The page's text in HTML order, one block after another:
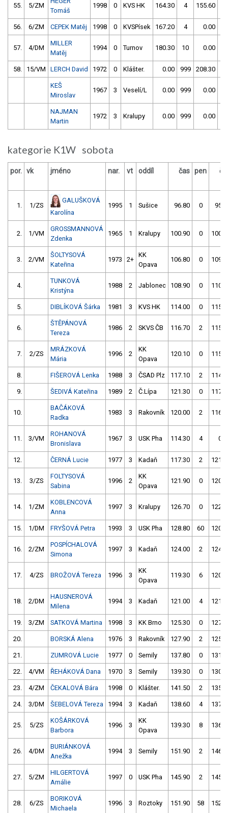
55. 5/ZM
Tomáš
1998 0 KVS HK 164.30 4 155.60
56. 6/ZM CEPEK Matěj 1998 0 KVSPísek 167.20 4 0.00
57. 4/DM
MILLER
Matěj
1994 0 Turnov 180.30 10 0.00
58. 15/VM LERCH David 1972 0 Klášter. 0.00 999 208.30
KEŠ
Miroslav
1967 3 Veselí/L 0.00 999 0.00
NAJMAN
Martin
1972 3 Kralupy 0.00 999 0.00
kategorie K1W sobota
por. vk jméno nar. vt oddíl čas pen
1. 1/ZS
GALUŠKOVÁ
Karolína
1995 1 Sušice 96.80 0
2. 1/VM
GROSSMANNOVÁ
Zdenka
1965 1 Kralupy 100.90 0
3. 2/VM
ŠOLTYSOVÁ
Kateřina
1973 2+
KK
Opava
106.80 0
4.
TUNKOVÁ
Kristýna
1988 2 Jablonec 108.90 0
5. DIBLÍKOVÁ Šárka 1981 3 KVS HK 114.00 0
6.
ŠTĚPÁNOVÁ
Tereza
1986 2 SKVS ČB 116.70 2
7. 2/ZS
MRÁZKOVÁ
Mária
1996 2
KK
Opava
120.10 0
8. FIŠEROVÁ Lenka 1988 3 ČSAD Plz 117.10 2
9. ŠEDIVÁ Kateřina 1989 2 Č.Lípa 121.30 0
10.
BAČÁKOVÁ
Radka
1983 3 Rakovník 120.00 2
11. 3/VM
ROHANOVÁ
Bronislava
1967 3 USK Pha 114.30 4
12. ČERNÁ Lucie 1977 3 Kadaň 117.30 2
13. 3/ZS
FOLTYSOVÁ
Sabina
1996 2
KK
Opava
121.90 0
14. 1/ZM
KOBLENCOVÁ
Anna
1997 3 Kralupy 126.70 0
15. 1/DM FRYŠOVÁ Petra 1993 3 USK Pha 128.80 60
16. 2/ZM
POSPÍCHALOVÁ
Simona
1997 3 Kadaň 124.00 2
17. 4/ZS BROŽOVÁ Tereza 1996 3
KK
Opava
119.30 6
18. 2/DM
HAUSNEROVÁ
Milena
1994 3 Kadaň 121.00 4
19. 3/ZM SATKOVÁ Martina 1998 3 KK Brno 125.30 0
20. BORSKÁ Alena 1976 3 Rakovník 127.90 2
21. ZUMROVÁ Lucie 1977 0 Semily 137.80 0
22. 4/VM ŘEHÁKOVÁ Dana 1970 3 Semily 139.30 0
23. 4/ZM ČEKALOVÁ Bára 1998 0 Klášter. 141.50 2
24. 3/DM ŠEBELOVÁ Tereza 1994 3 Kadaň 138.60 4
25. 5/ZS
KOŠÁRKOVÁ
Barbora
1996 3
KK
Opava
139.30 8
26. 4/DM
BURIÁNKOVÁ
Anežka
1994 3 Semily 151.90 2
27. 5/ZM
HILGERTOVÁ
Amálie
1997 0 USK Pha 145.90 2
28. 6/ZS
BORIKOVÁ
Michaela
1996 3 Roztoky 151.90 58